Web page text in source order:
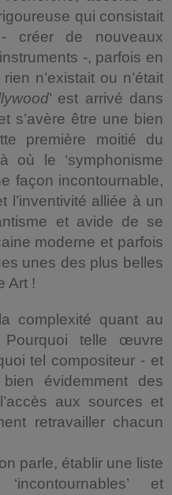
qui consistait
créer de nouveaux
-, parfois en
n’existait ou n’était
’ est arrivé dans
s’avère être une bien
première moitié du
où le ‘symphonisme
façon incontournable,
l’inventivité alliée à un
et avide de se
moderne et parfois
unes des plus belles
Art !
complexité quant au
telle œuvre
tel compositeur - et
évidemment des
aux sources et
retravailler chacun
parle, établir une liste
et